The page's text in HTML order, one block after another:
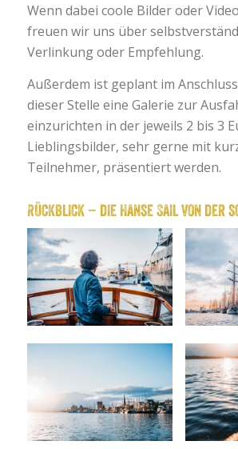
Wenn dabei coole Bilder oder
freuen wir uns über
Verlinkung oder Empfehlung.
Außerdem ist geplant im
dieser Stelle eine Galerie zur
einzurichten in der jeweils 2 bis 3
Lieblingsbilder, sehr gerne mit
Teilnehmer, präsentiert werden.
Rückblick – die Hanse Sail von der